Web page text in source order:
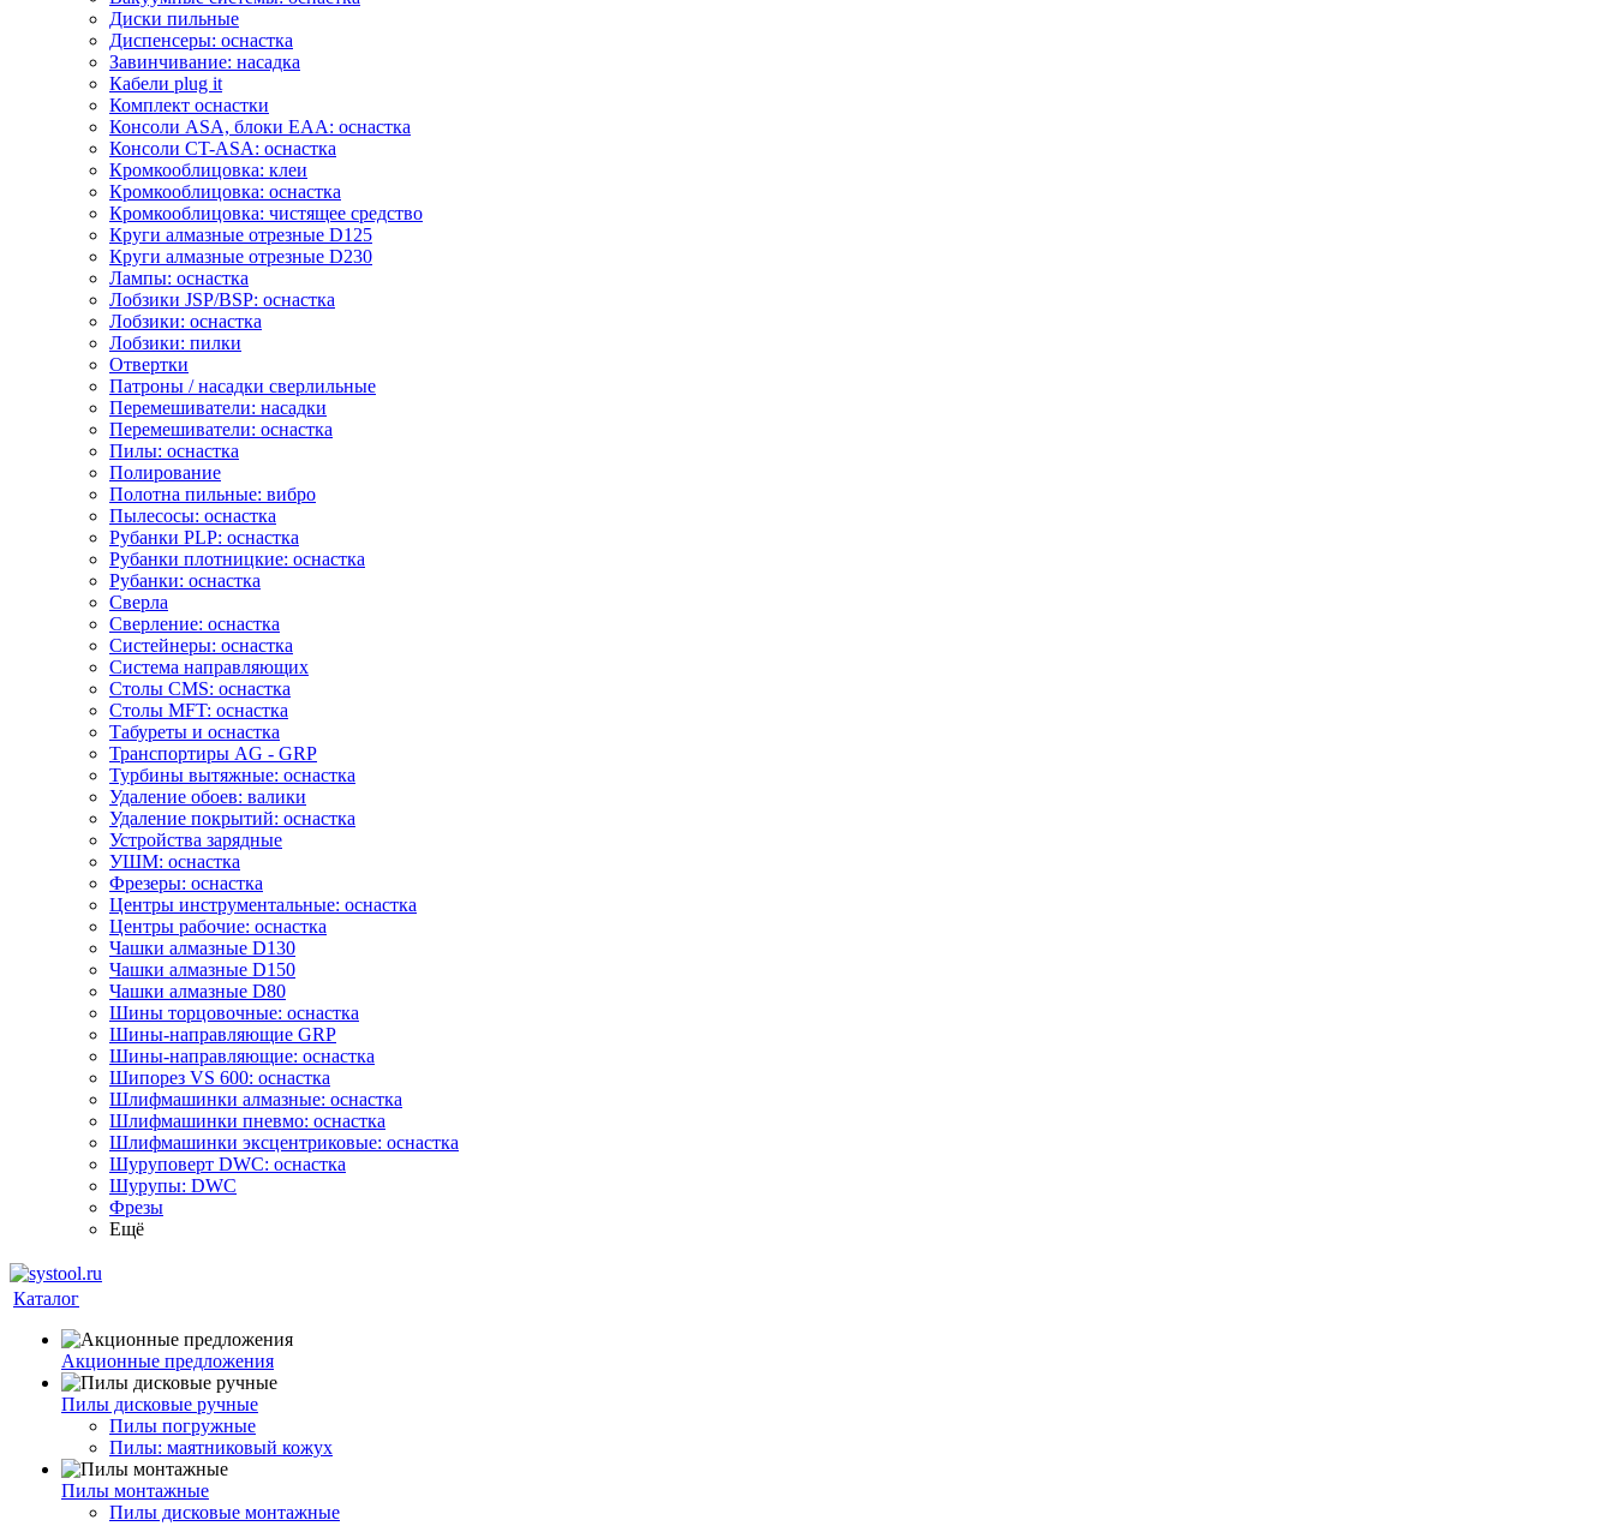
Диски пильные
Диспенсеры: оснастка
Завинчивание: насадка
Кабели plug it
Комплект оснастки
Консоли ASA, блоки EAA: оснастка
Консоли CT-ASA: оснастка
Кромкооблицовка: клеи
Кромкооблицовка: оснастка
Кромкооблицовка: чистящее средство
Круги алмазные отрезные D125
Круги алмазные отрезные D230
Лампы: оснастка
Лобзики JSP/BSP: оснастка
Лобзики: оснастка
Лобзики: пилки
Отвертки
Патроны / насадки сверлильные
Перемешиватели: насадки
Перемешиватели: оснастка
Пилы: оснастка
Полирование
Полотна пильные: вибро
Пылесосы: оснастка
Рубанки PLP: оснастка
Рубанки плотницкие: оснастка
Рубанки: оснастка
Сверла
Сверление: оснастка
Систейнеры: оснастка
Система направляющих
Столы CMS: оснастка
Столы MFT: оснастка
Табуреты и оснастка
Транспортиры AG - GRP
Турбины вытяжные: оснастка
Удаление обоев: валики
Удаление покрытий: оснастка
Устройства зарядные
УШМ: оснастка
Фрезеры: оснастка
Центры инструментальные: оснастка
Центры рабочие: оснастка
Чашки алмазные D130
Чашки алмазные D150
Чашки алмазные D80
Шины торцовочные: оснастка
Шины-направляющие GRP
Шины-направляющие: оснастка
Шипорез VS 600: оснастка
Шлифмашинки алмазные: оснастка
Шлифмашинки пневмо: оснастка
Шлифмашинки эксцентриковые: оснастка
Шуруповерт DWC: оснастка
Шурупы: DWC
Фрезы
Ещё
Каталог
Акционные предложения
Пилы дисковые ручные
Пилы погружные
Пилы: маятниковый кожух
Пилы монтажные
Пилы дисковые монтажные